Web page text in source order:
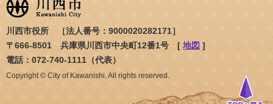
川西市役所 ［法人番号：9000020282171］
〒666-8501 兵庫県川西市中央町12番1号 [ 地図 ]
電話：072-740-1111（代表）
Copyright © City of Kawanishi. All rights reserved.